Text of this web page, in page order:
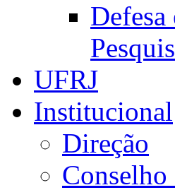
UFRJ
Institucional
Direção